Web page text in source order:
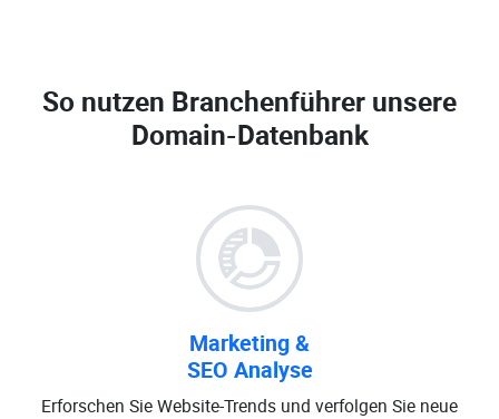
So nutzen Branchenführer unsere
Domain-Datenbank
Marketing &
SEO Analyse
Erforschen Sie Website-Trends und verfolgen Sie neue